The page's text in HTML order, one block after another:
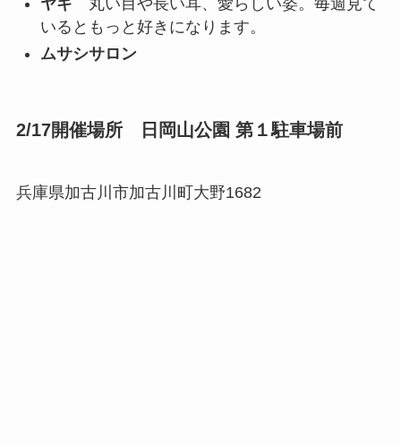
いるともっと好きになります。
ムサシサロン
2/17開催場所 日岡山公園 第１駐車場前
兵庫県加古川市加古川町大野1682